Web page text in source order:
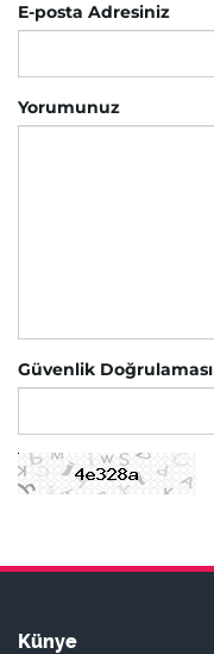
E-posta Adresiniz
Yorumunuz
Güvenlik Doğrulaması
Künye